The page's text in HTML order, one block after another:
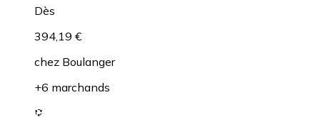
Dès
394,19 €
chez Boulanger
+6 marchands